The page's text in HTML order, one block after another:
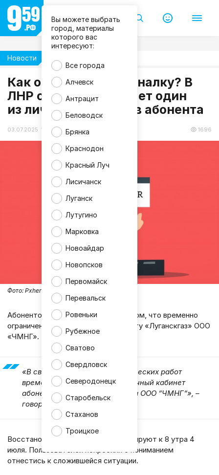
Вы можете выбрать
город, материалы
которого вас
интересуют:
Все города
Алчевск
Антрацит
Беловодск
Брянка
Краснодон
Красный Луч
Лисичанск
Луганск
Лутугино
Марковка
Новоайдар
Новопсков
Первомайск
Перевальск
Ровеньки
Рубежное
Сватово
Свердловск
Северодонецк
Старобельск
Стаханов
Троицкое
Новости
Как оплатить коммуналку? В
ЛНР опять не работает один
из личных кабинетов абонента
03.07.2025 11:39 1696
Фото: Pxhere
Абонентов в ЛНР предупредили о том, что временно
ограничен доступ к личному кабинету «Луганскгаз» ООО
«ЧМНГ».
«В связи с проведением технических работ
временно будет недоступен личный кабинет
абонента “Луганскгаз“ филиала ООО “ЧМНГ“», –
говорится в сообщении.
Восстановить работу сервиса планируют к 8 утра 4
июля. Пользователей попросили с пониманием
отнестись к сложившейся ситуации.